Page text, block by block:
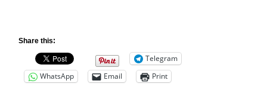
Share this:
Telegram
WhatsApp
Email Print